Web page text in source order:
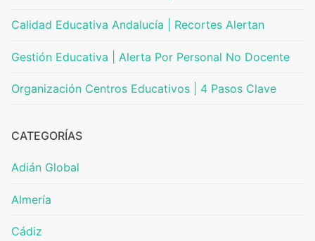
Calidad Educativa Andalucía | Recortes Alertan
Gestión Educativa | Alerta Por Personal No Docente
Organización Centros Educativos | 4 Pasos Clave
CATEGORÍAS
Adián Global
Almería
Cádiz